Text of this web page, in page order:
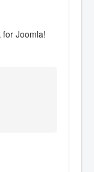
for Joomla!